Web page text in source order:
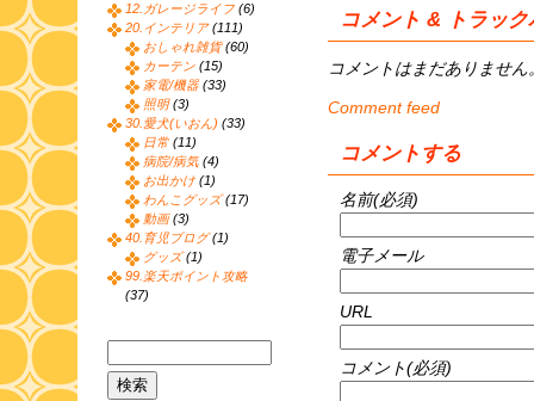
コメント & トラック
コメントはまだありません
Comment feed
コメントする
名前(必須)
電子メール
URL
コメント(必須)
12.ガレージライフ (6)
20.インテリア(111)
おしゃれ雑貨(60)
カーテン (15)
家電/機器 (33)
照明(3)
30.愛犬(いおん) (33)
日常 (11)
病院/病気 (4)
お出かけ (1)
わんこグッズ(17)
動画(3)
40.育児ブログ(1)
グッズ(1)
99.楽天ポイント攻略
(37)